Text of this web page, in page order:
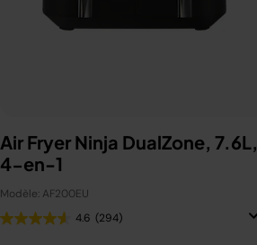
Air Fryer Ninja DualZone, 7.6L,
4-en-1
Modèle: AF200EU
4.6 (294)